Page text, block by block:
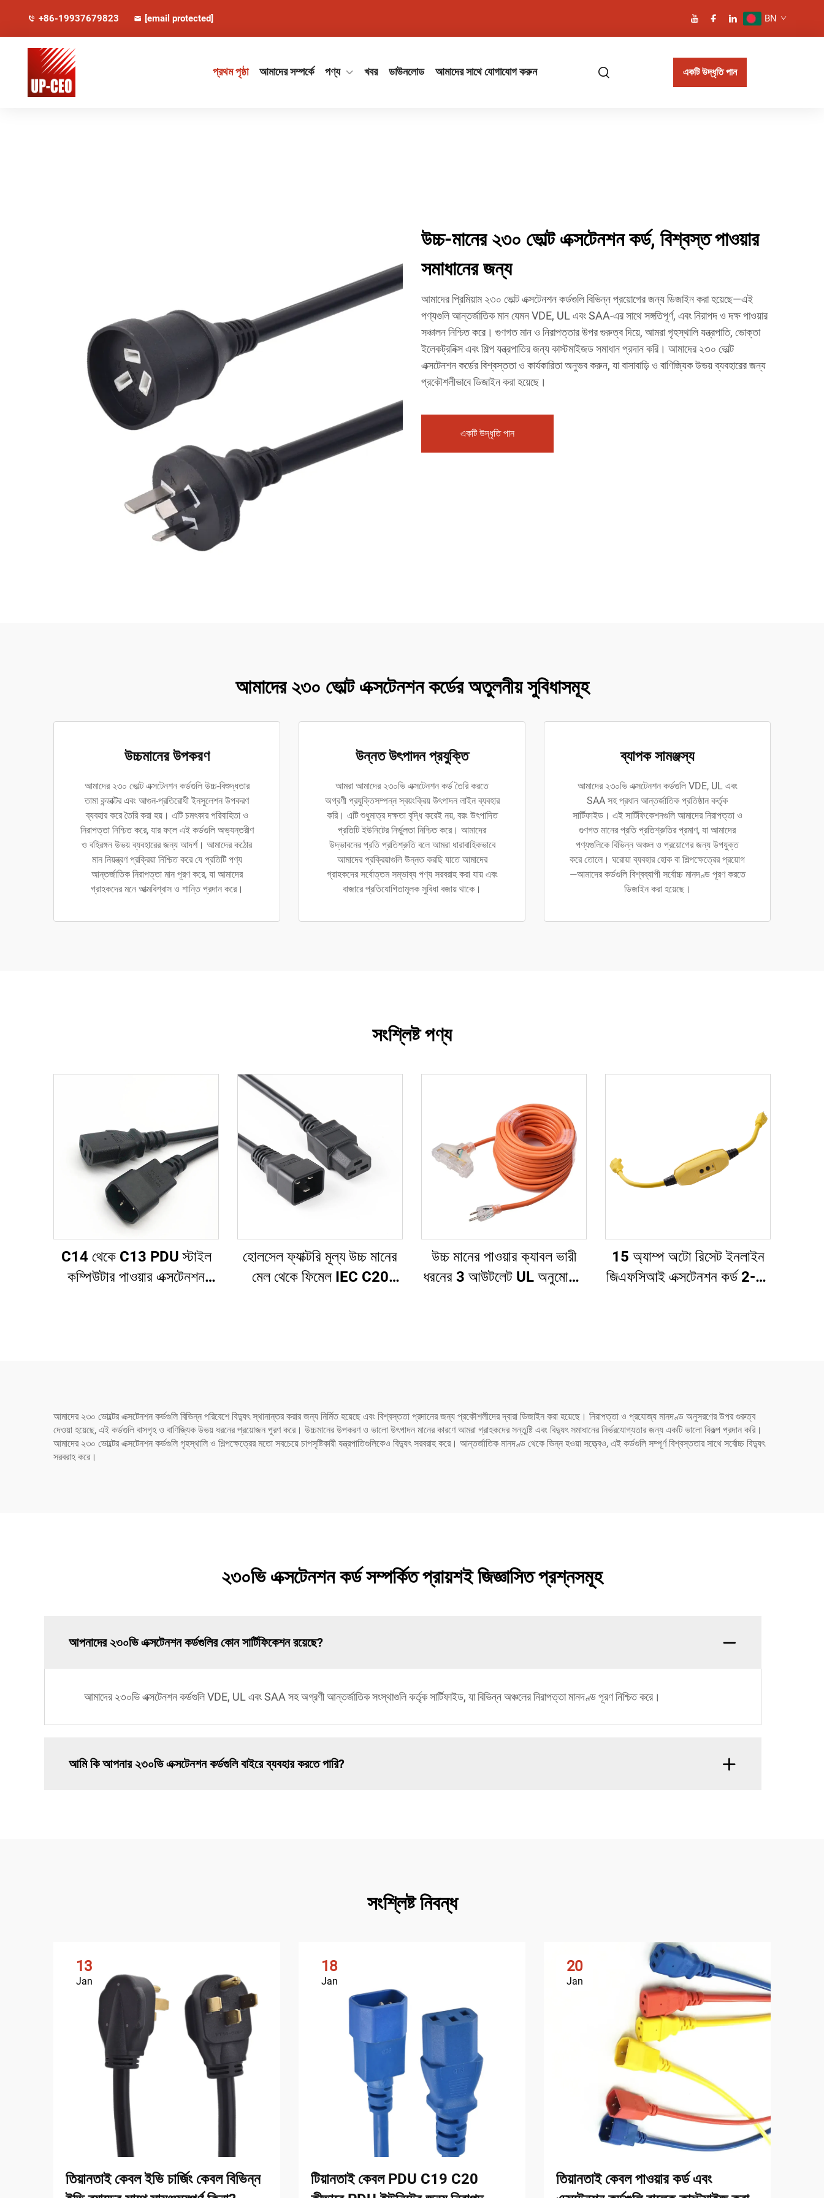
+86-19937679823 [email protected] BN
প্রথম পৃষ্ঠা আমাদের সম্পর্কে পণ্য খবর ডাউনলোড আমাদের সাথে যোগাযোগ করুন একটি উদ্ধৃতি পান
উচ্চ-মানের ২৩০ ভোল্ট এক্সটেনশন কর্ড, বিশ্বস্ত পাওয়ার
সমাধানের জন্য
আমাদের প্রিমিয়াম ২৩০ ভোল্ট এক্সটেনশন কর্ডগুলি বিভিন্ন প্রয়োগের জন্য ডিজাইন করা হয়েছে—এই
পণ্যগুলি আন্তর্জাতিক মান যেমন VDE, UL এবং SAA-এর সাথে সঙ্গতিপূর্ণ, এবং নিরাপদ ও দক্ষ পাওয়ার
সঞ্চালন নিশ্চিত করে। গুণগত মান ও নিরাপত্তার উপর গুরুত্ব দিয়ে, আমরা গৃহস্থালি যন্ত্রপাতি, ভোক্তা
ইলেকট্রনিক্স এবং শিল্প যন্ত্রপাতির জন্য কাস্টমাইজড সমাধান প্রদান করি। আমাদের ২৩০ ভোল্ট
এক্সটেনশন কর্ডের বিশ্বস্ততা ও কার্যকারিতা অনুভব করুন, যা বাসাবাড়ি ও বাণিজ্যিক উভয় ব্যবহারের জন্য
প্রকৌশলীভাবে ডিজাইন করা হয়েছে।
একটি উদ্ধৃতি পান
আমাদের ২৩০ ভোল্ট এক্সটেনশন কর্ডের অতুলনীয় সুবিধাসমূহ
উচ্চমানের উপকরণ
আমাদের ২৩০ ভোল্ট এক্সটেনশন কর্ডগুলি উচ্চ-বিশুদ্ধতার
তামা কন্ডাক্টর এবং আগুন-প্রতিরোধী ইনসুলেশন উপকরণ
ব্যবহার করে তৈরি করা হয়। এটি চমৎকার পরিবাহিতা ও
নিরাপত্তা নিশ্চিত করে, যার ফলে এই কর্ডগুলি অভ্যন্তরীণ
ও বহিরঙ্গন উভয় ব্যবহারের জন্য আদর্শ। আমাদের কঠোর
মান নিয়ন্ত্রণ প্রক্রিয়া নিশ্চিত করে যে প্রতিটি পণ্য
আন্তর্জাতিক নিরাপত্তা মান পূরণ করে, যা আমাদের
গ্রাহকদের মনে আত্মবিশ্বাস ও শান্তি প্রদান করে।
উন্নত উৎপাদন প্রযুক্তি
আমরা আমাদের ২৩০ভি এক্সটেনশন কর্ড তৈরি করতে
অগ্রণী প্রযুক্তিসম্পন্ন স্বয়ংক্রিয় উৎপাদন লাইন ব্যবহার
করি। এটি শুধুমাত্র দক্ষতা বৃদ্ধি করেই নয়, বরং উৎপাদিত
প্রতিটি ইউনিটের নির্ভুলতা নিশ্চিত করে। আমাদের
উদ্ভাবনের প্রতি প্রতিশ্রুতি বলে আমরা ধারাবাহিকভাবে
আমাদের প্রক্রিয়াগুলি উন্নত করছি যাতে আমাদের
গ্রাহকদের সর্বোত্তম সম্ভাব্য পণ্য সরবরাহ করা যায় এবং
বাজারে প্রতিযোগিতামূলক সুবিধা বজায় থাকে।
ব্যাপক সামঞ্জস্য
আমাদের ২৩০ভি এক্সটেনশন কর্ডগুলি VDE, UL এবং
SAA সহ প্রধান আন্তর্জাতিক প্রতিষ্ঠান কর্তৃক
সার্টিফাইড। এই সার্টিফিকেশনগুলি আমাদের নিরাপত্তা ও
গুণগত মানের প্রতি প্রতিশ্রুতির প্রমাণ, যা আমাদের
পণ্যগুলিকে বিভিন্ন অঞ্চল ও প্রয়োগের জন্য উপযুক্ত
করে তোলে। ঘরোয়া ব্যবহার হোক বা শিল্পক্ষেত্রের প্রয়োগ
—আমাদের কর্ডগুলি বিশ্বব্যাপী সর্বোচ্চ মানদণ্ড পূরণ করতে
ডিজাইন করা হয়েছে।
সংশ্লিষ্ট পণ্য
C14 থেকে C13 PDU স্টাইল
কম্পিউটার পাওয়ার এক্সটেনশন
হোলসেল ফ্যাক্টরি মূল্য উচ্চ মানের
মেল থেকে ফিমেল IEC C20
উচ্চ মানের পাওয়ার ক্যাবল ভারী
ধরনের 3 আউটলেট UL অনুমোদিত
15 অ্যাম্প অটো রিসেট ইনলাইন
জিএফসিআই এক্সটেনশন কর্ড 2-ফুট
আমাদের ২৩০ ভোল্টের এক্সটেনশন কর্ডগুলি বিভিন্ন পরিবেশে বিদ্যুৎ স্থানান্তর করার জন্য নির্মিত হয়েছে এবং বিশ্বস্ততা প্রদানের জন্য প্রকৌশলীদের দ্বারা ডিজাইন করা হয়েছে। নিরাপত্তা ও প্রযোজ্য মানদণ্ড অনুসরণের উপর গুরুত্ব
দেওয়া হয়েছে, এই কর্ডগুলি বাসগৃহ ও বাণিজ্যিক উভয় ধরনের প্রয়োজন পূরণ করে। উচ্চমানের উপকরণ ও ভালো উৎপাদন মানের কারণে আমরা গ্রাহকদের সন্তুষ্টি এবং বিদ্যুৎ সমাধানের নির্ভরযোগ্যতার জন্য একটি ভালো বিকল্প প্রদান করি।
আমাদের ২৩০ ভোল্টের এক্সটেনশন কর্ডগুলি গৃহস্থালি ও শিল্পক্ষেত্রের মতো সবচেয়ে চাপসৃষ্টিকারী যন্ত্রপাতিগুলিকেও বিদ্যুৎ সরবরাহ করে। আন্তর্জাতিক মানদণ্ড থেকে ভিন্ন হওয়া সত্ত্বেও, এই কর্ডগুলি সম্পূর্ণ বিশ্বস্ততার সাথে সর্বোচ্চ বিদ্যুৎ
সরবরাহ করে।
২৩০ভি এক্সটেনশন কর্ড সম্পর্কিত প্রায়শই জিজ্ঞাসিত প্রশ্নসমূহ
আপনাদের ২৩০ভি এক্সটেনশন কর্ডগুলির কোন সার্টিফিকেশন রয়েছে?
আমাদের ২৩০ভি এক্সটেনশন কর্ডগুলি VDE, UL এবং SAA সহ অগ্রণী আন্তর্জাতিক সংস্থাগুলি কর্তৃক সার্টিফাইড, যা বিভিন্ন অঞ্চলের নিরাপত্তা মানদণ্ড পূরণ নিশ্চিত করে।
আমি কি আপনার ২৩০ভি এক্সটেনশন কর্ডগুলি বাইরে ব্যবহার করতে পারি?
সংশ্লিষ্ট নিবন্ধ
13
Jan
তিয়ানতাই কেবল ইভি চার্জিং কেবল বিভিন্ন
18
Jan
টিয়ানতাই কেবল PDU C19 C20
20
Jan
তিয়ানতাই কেবল পাওয়ার কর্ড এবং